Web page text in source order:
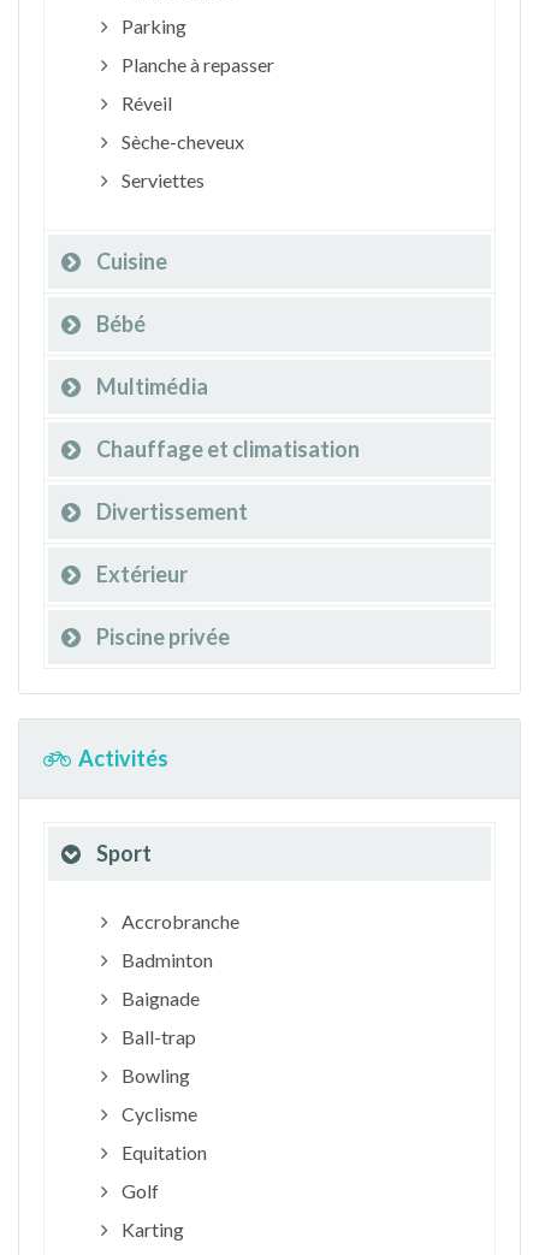
Parking
Planche à repasser
Réveil
Sèche-cheveux
Serviettes
Cuisine
Bébé
Multimédia
Chauffage et climatisation
Divertissement
Extérieur
Piscine privée
Activités
Sport
Accrobranche
Badminton
Baignade
Ball-trap
Bowling
Cyclisme
Equitation
Golf
Karting